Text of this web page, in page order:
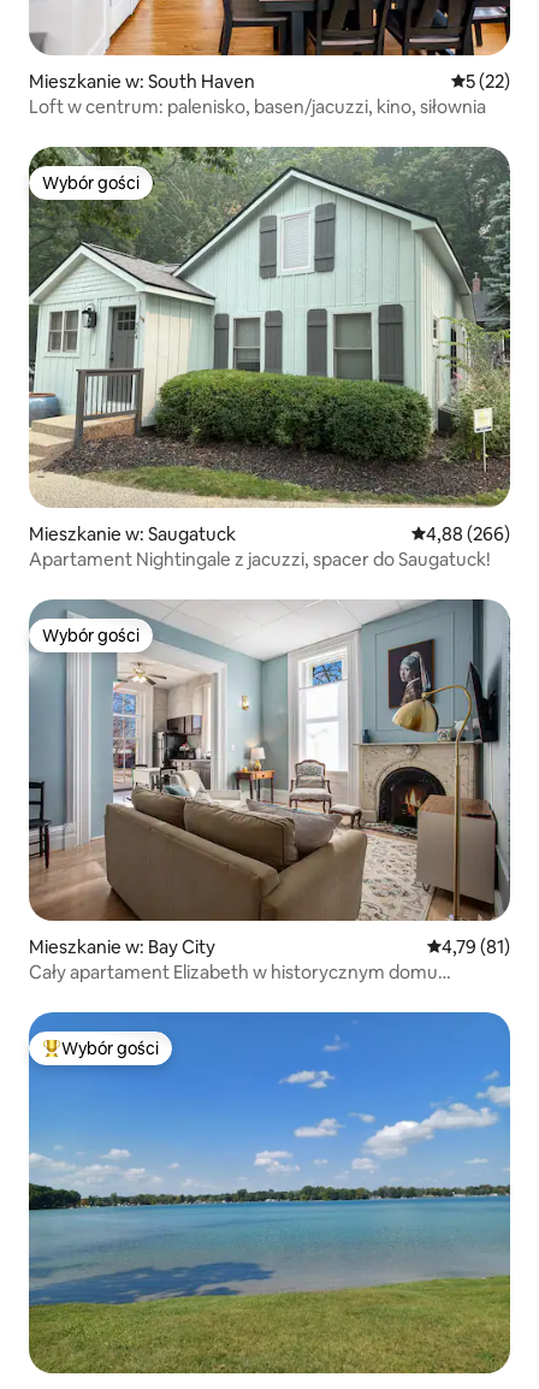
Mieszkanie w: South Haven Średnia
5 (22)
Loft w centrum: palenisko, basen/jacuzzi, kino, siłownia
Wybór gości
Wybór gości
Mieszkanie w: Saugatuck Średnia
4,88 (266)
Apartament Nightingale z jacuzzi, spacer do Saugatuck!
Wybór gości
Wybór gości
Mieszkanie w: Bay City Średnia
4,79 (81)
Cały apartament Elizabeth w historycznym domu
Najpopularniejsze z kategorii Wybór gości
Wybór gości